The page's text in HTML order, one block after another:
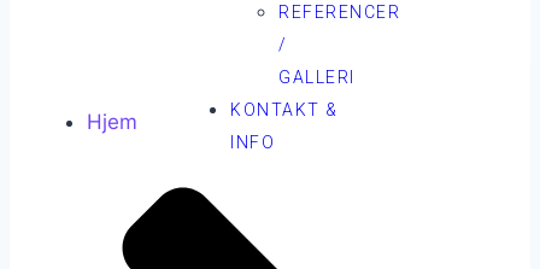
REFERENCER
/
GALLERI
KONTAKT &
INFO
Hjem